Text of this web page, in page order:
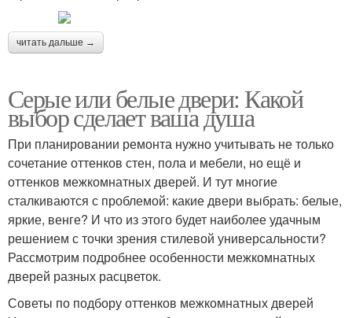
читать дальше →
Серые или белые двери: Какой
выбор сделает ваша душа
При планировании ремонта нужно учитывать не только
сочетание оттенков стен, пола и мебели, но ещё и
оттенков межкомнатных дверей. И тут многие
сталкиваются с проблемой: какие двери выбрать: белые,
яркие, венге? И что из этого будет наиболее удачным
решением с точки зрения стилевой универсальности?
Рассмотрим подробнее особенности межкомнатных
дверей разных расцветок.
Советы по подбору оттенков межкомнатных дверей